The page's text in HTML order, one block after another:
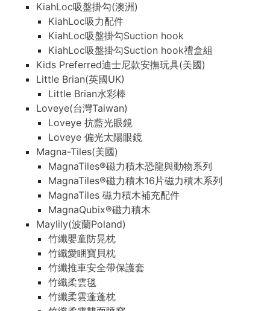
KiahLoc吸盤掛勾(澳洲)
KiahLoc吸力配件
KiahLoc吸盤掛勾Suction hook
KiahLoc吸盤掛勾Suction hook禮盒組
Kids Preferred迪士尼款安撫玩具(美國)
Little Brian(英國UK)
Little Brian水彩棒
Loveye(台灣Taiwan)
Loveye 抗藍光眼鏡
Loveye 偏光太陽眼鏡
Magna-Tiles(美國)
MagnaTiles®磁力積木恐龍與動物系列
MagnaTiles®磁力積木16片磁力積木系列
MagnaTiles 磁力積木補充配件
MagnaQubix®磁力積木
Maylily(波蘭Poland)
竹纖嬰童防晃枕
竹纖愛睏寶貝枕
竹纖推車安全帶保護套
竹纖柔雲毯
竹纖柔雲蓬蓬枕